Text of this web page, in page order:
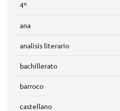
4º
ana
analisis literario
bachillerato
barroco
castellano